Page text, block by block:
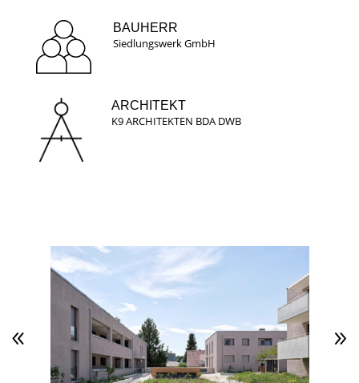
BAUHERR
Siedlungswerk GmbH
ARCHITEKT
K9 ARCHITEKTEN BDA DWB